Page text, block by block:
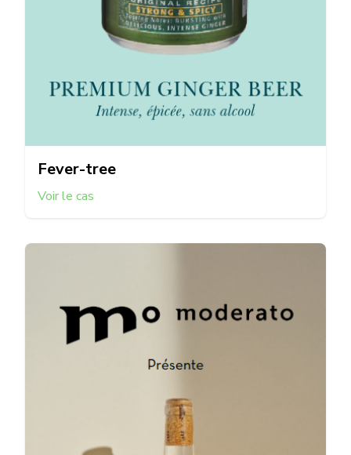
Fever-tree
Voir le cas